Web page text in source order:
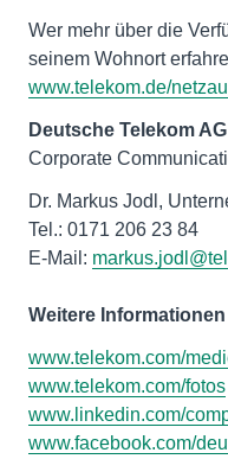
Wer mehr über die
seinem Wohnort
www.telekom.de/
Deutsche Telekom AG
Corporate
Dr. Markus Jodl,
Tel.: 0171 206 23 84
E-Mail:
Weitere
www.telekom.com/
www.telekom.com/fotos
www.linkedin.com/
www.facebook.com/